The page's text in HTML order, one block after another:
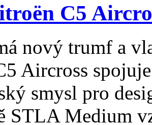
C5
nový trumf a
Aircross
smysl pro
STLA Medium